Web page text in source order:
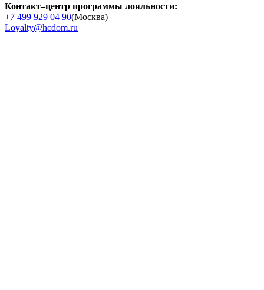
Контакт–центр программы лояльности:
+7 499 929 04 90(Москва)
Loyalty@hcdom.ru